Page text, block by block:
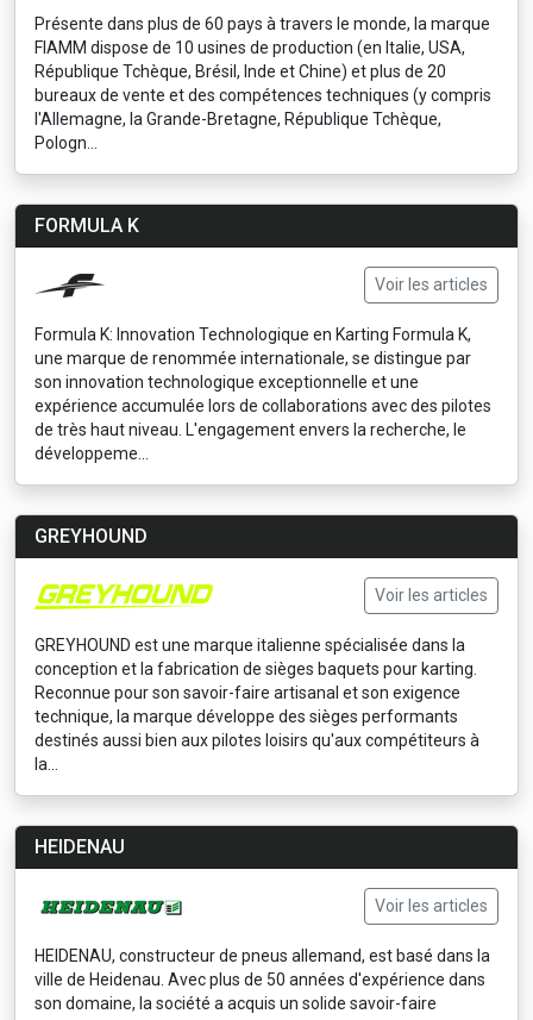
Présente dans plus de 60 pays à travers le monde, la marque
FIAMM dispose de 10 usines de production (en Italie, USA,
République Tchèque, Brésil, Inde et Chine) et plus de 20
bureaux de vente et des compétences techniques (y compris
l'Allemagne, la Grande-Bretagne, République Tchèque,
Pologn...
FORMULA K
Voir les articles
Formula K: Innovation Technologique en Karting Formula K,
une marque de renommée internationale, se distingue par
son innovation technologique exceptionnelle et une
expérience accumulée lors de collaborations avec des pilotes
de très haut niveau. L'engagement envers la recherche, le
développeme...
GREYHOUND
Voir les articles
GREYHOUND est une marque italienne spécialisée dans la
conception et la fabrication de sièges baquets pour karting.
Reconnue pour son savoir-faire artisanal et son exigence
technique, la marque développe des sièges performants
destinés aussi bien aux pilotes loisirs qu'aux compétiteurs à
la...
HEIDENAU
Voir les articles
HEIDENAU, constructeur de pneus allemand, est basé dans la
ville de Heidenau. Avec plus de 50 années d'expérience dans
son domaine, la société a acquis un solide savoir-faire